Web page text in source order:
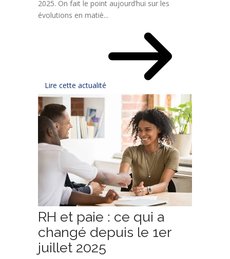
2025. On fait le point aujourd’hui sur les
évolutions en matiè...
Lire cette actualité
RH et paie : ce qui a
changé depuis le 1er
juillet 2025